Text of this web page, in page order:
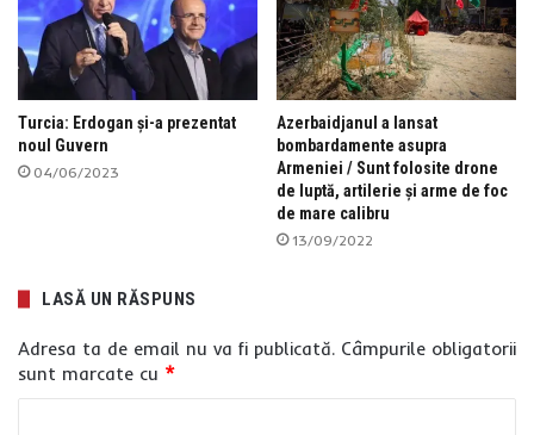
Turcia: Erdogan și-a prezentat
noul Guvern
04/06/2023
Azerbaidjanul a lansat
bombardamente asupra
Armeniei / Sunt folosite drone
de luptă, artilerie și arme de foc
de mare calibru
13/09/2022
LASĂ UN RĂSPUNS
Adresa ta de email nu va fi publicată. Câmpurile obligatorii
sunt marcate cu *